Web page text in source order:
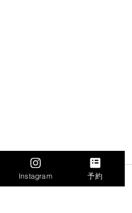
Instagram 予約